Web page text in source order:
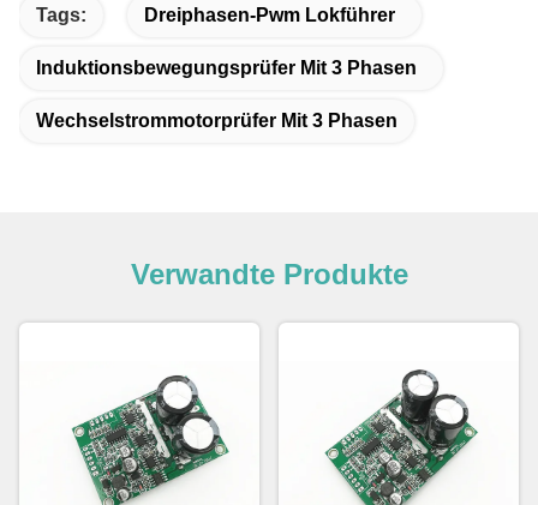
Tags: Dreiphasen-Pwm Lokführer
Induktionsbewegungsprüfer Mit 3 Phasen
Wechselstrommotorprüfer Mit 3 Phasen
Verwandte Produkte